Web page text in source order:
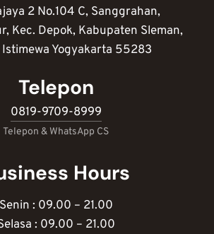
2 No.104 C, Sanggrahan,
Kec. Depok, Kabupaten Sleman,
Yogyakarta 55283
Telepon
0819-9709-8999
Telepon & WhatsApp CS
Hours
Senin : 09.00 – 21.00
: 09.00 – 21.00